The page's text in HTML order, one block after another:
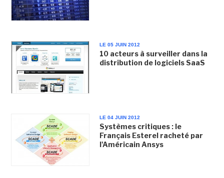
LE 05 JUIN 2012
10 acteurs à surveiller dans la
distribution de logiciels SaaS
LE 04 JUIN 2012
Systèmes critiques : le
Français Esterel racheté par
l'Américain Ansys